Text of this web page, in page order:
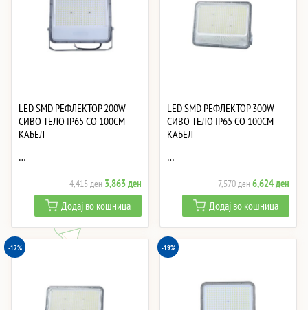
LED SMD РЕФЛЕКТОР 200W
СИВО ТЕЛО IP65 СО 100CM
КАБЕЛ
…
4,415ден Original
price
was:
4,415 ден.
3,863денCurrent
price
is:
3,863 ден.
Додај во кошница
LED SMD РЕФЛЕКТОР 300W
СИВО ТЕЛО IP65 СО 100CM
КАБЕЛ
…
7,570денOriginal
price
was:
7,570 ден.
6,624ден
price
is:
Додај во кошница
-12% -19%